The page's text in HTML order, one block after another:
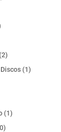
22
productos
11
11
10